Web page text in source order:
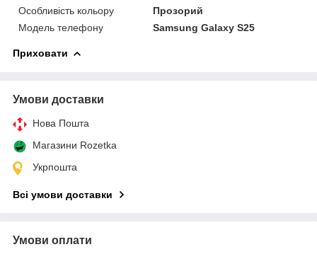
Особливість кольору
Прозорий
Модель телефону
Samsung Galaxy S25
Приховати
Умови доставки
Нова Пошта
Магазини Rozetka
Укрпошта
Всі умови доставки
Умови оплати